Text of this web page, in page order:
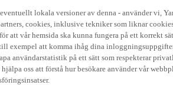
lokala versioner av denna - använder vi,
cookies, inklusive tekniker som liknar
att vår hemsida ska kunna fungera på ett korrekt
exempel att komma ihåg dina
användarstatistik på ett sätt som respekterar
oss att förstå hur besökare använder vår